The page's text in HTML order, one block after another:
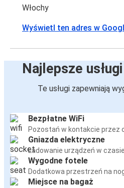
Włochy
Wyświetl ten adres w
Najlepsze
Te usługi zapewniają
Bezpłatne WiFi
Pozostań w kontakcie przez
Gniazda elektryczne
Ładowanie urządzeń w
Wygodne fotele
Dodatkowa przestrzeń na
Miejsce na bagaż